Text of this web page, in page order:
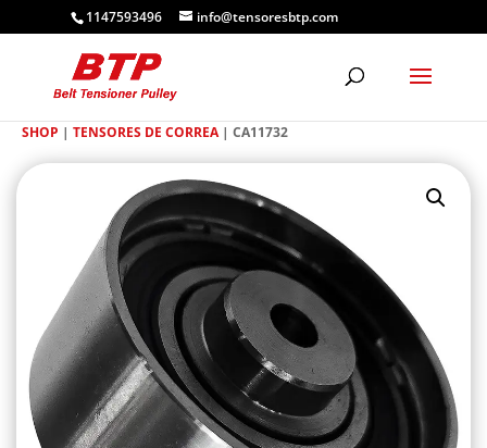
1147593496 info@tensoresbtp.com
SHOP | TENSORES DE CORREA| CA11732